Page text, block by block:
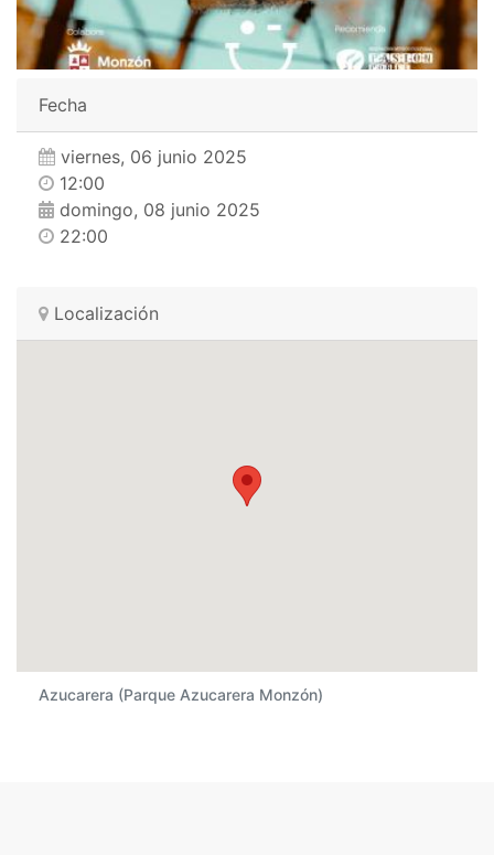
Fecha
viernes, 06 junio 2025
12:00
domingo, 08 junio 2025
22:00
Localización
Azucarera (Parque Azucarera Monzón)